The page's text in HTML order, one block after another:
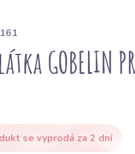
GOBELIN
se vyprodá za 2 dní